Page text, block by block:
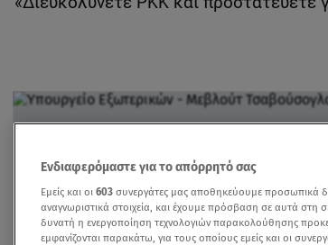
Ενδιαφερόμαστε για το απόρρητό σας
Εμείς και οι 603 συνεργάτες μας αποθηκεύουμε προσωπικά
αναγνωριστικά στοιχεία, και έχουμε πρόσβαση σε αυτά στη
δυνατή η ενεργοποίηση τεχνολογιών παρακολούθησης
εμφανίζονται παρακάτω, για τους οποίους εμείς και οι